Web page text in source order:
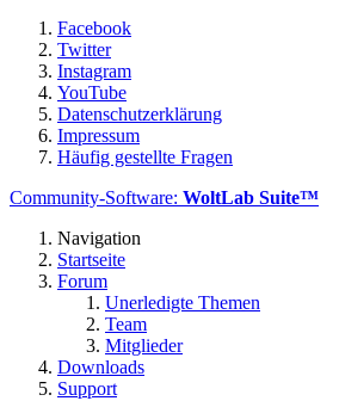
Facebook
Twitter
Instagram
YouTube
Datenschutzerklärung
Impressum
Häufig gestellte Fragen
Community-Software: WoltLab Suite™
Navigation
Startseite
Forum
Unerledigte Themen
Team
Mitglieder
Downloads
Support